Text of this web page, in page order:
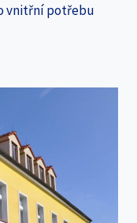
vnitřní potřebu